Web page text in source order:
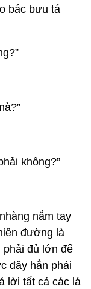
bác bưu tá
không?”
nắm tay
đường là
phải đủ lớn để
đây hẳn phải
lời tất cả các lá